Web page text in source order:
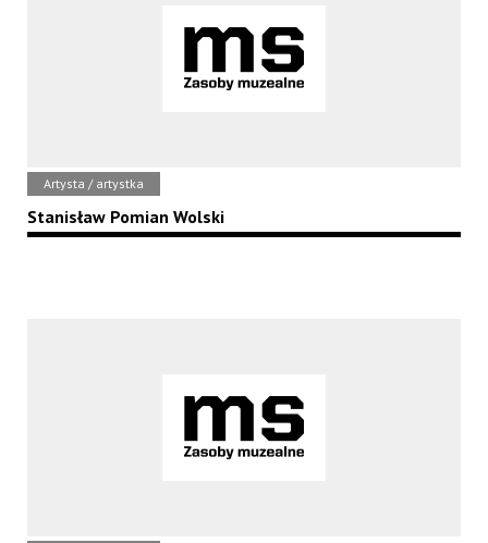
Artysta / artystka
Stanisław Pomian Wolski